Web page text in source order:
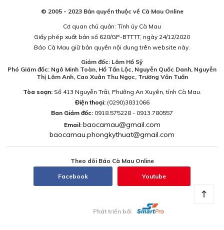
© 2005 - 2023 Bản quyền thuộc về Cà Mau Online
Cơ quan chủ quản: Tỉnh ủy Cà Mau
Giấy phép xuất bản số 620/GP-BTTTT, ngày 24/12/2020
Báo Cà Mau giữ bản quyền nội dung trên website này.
Giám đốc: Lâm Hồ Sỹ
Phó Giám đốc: Ngô Minh Toàn, Hồ Tấn Lộc, Nguyễn Quốc Danh, Nguyễn
Thị Lâm Anh, Cao Xuân Thu Ngọc, Trương Văn Tuấn
Tòa soạn:Số 413 Nguyễn Trãi, Phường An Xuyên, tỉnh Cà Mau.
Điện thoại: (0290)3831066
Ban Giám đốc: 0918.575228 - 0913.780557
Email: baocamau@gmail.com
baocamau.phongkythuat@gmail.com
Theo dõi Báo Cà Mau Online
Facebook Youtube
Phát triển bởi